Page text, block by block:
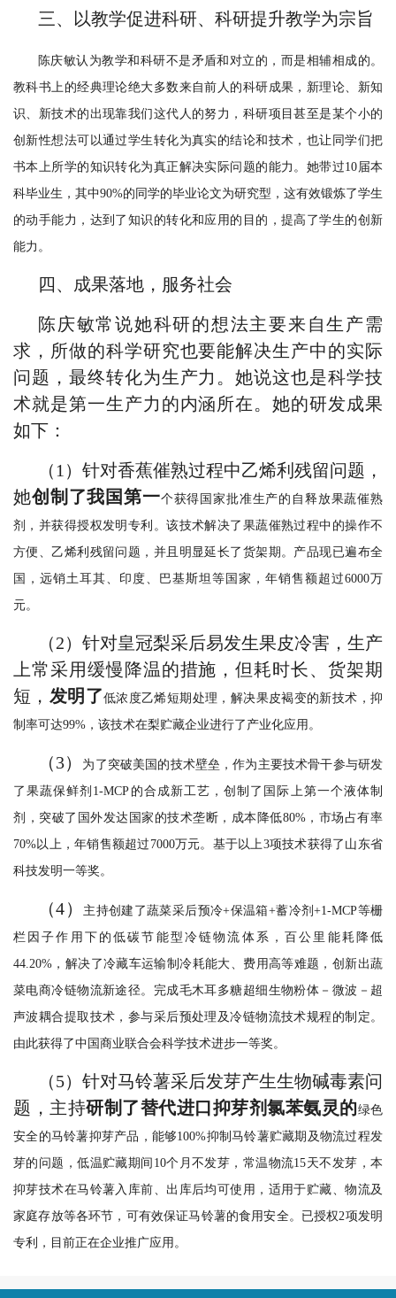
三、以教学促进科研、科研提升教学为宗旨
陈庆敏认为教学和科研不是矛盾和对立的，而是相辅相成的。
教科书上的经典理论绝大多数来自前人的科研成果，新理论、新知
识、新技术的出现靠我们这代人的努力，科研项目甚至是某个小的
创新性想法可以通过学生转化为真实的结论和技术，也让同学们把
书本上所学的知识转化为真正解决实际问题的能力。她带过10届本
科毕业生，其中90%的同学的毕业论文为研究型，这有效锻炼了学生
的动手能力，达到了知识的转化和应用的目的，提高了学生的创新
能力。
四、成果落地，服务社会
陈庆敏常说她科研的想法主要来自生产需
求，所做的科学研究也要能解决生产中的实际
问题，最终转化为生产力。她说这也是科学技
术就是第一生产力的内涵所在。她的研发成果
如下：
（1） 针对香蕉催熟过程中乙烯利残留问题，
她创制了我国第一个获得国家批准生产的自释放果蔬催熟
剂，并获得授权发明专利。该技术解决了果蔬催熟过程中的操作不
方便、乙烯利残留问题，并且明显延长了货架期。产品现已遍布全
国，远销土耳其、印度、巴基斯坦等国家，年销售额超过6000万
元。
（2） 针对皇冠梨采后易发生果皮冷害，生产
上常采用缓慢降温的措施，但耗时长、货架期
短， 发明了低浓度乙烯短期处理，解决果皮褐变的新技术，抑
制率可达99%，该技术在梨贮藏企业进行了产业化应用。
（3）
为了突破美国的技术壁垒，作为主要技术骨干参与研发
了果蔬保鲜剂 1-MCP的合成新工艺，创制了国际上第一个液体制
剂，突破了国外发达国家的技术垄断，成本降低80%，市场占有率
70%以上，年销售额超过7000万元。基于以上3项技术获得了山东省
科技发明一等奖。
（4） 主持创建了蔬菜采后预冷+保温箱+蓄冷剂+1-MCP等栅
栏因子作用下的低碳节能型冷链物流体系，百公里能耗降低
44.20%，解决了冷藏车运输制冷耗能大、费用高等难题，创新出蔬
菜电商冷链物流新途径。完成毛木耳多糖超细生物粉体－微波－超
声波耦合提取技术，参与采后预处理及冷链物流技术规程的制定。
由此获得了中国商业联合会科学技术进步一等奖。
（5） 针对马铃薯采后发芽产生生物碱毒素问
题，主持研制了替代进口抑芽剂氯苯氨灵的绿色
安全的马铃薯抑芽产品，能够100%抑制马铃薯贮藏期及物流过程发
芽的问题，低温贮藏期间10个月不发芽，常温物流15天不发芽，本
抑芽技术在马铃薯入库前、出库后均可使用，适用于贮藏、物流及
家庭存放等各环节，可有效保证马铃薯的食用安全。已授权2项发明
专利，目前正在企业推广应用。